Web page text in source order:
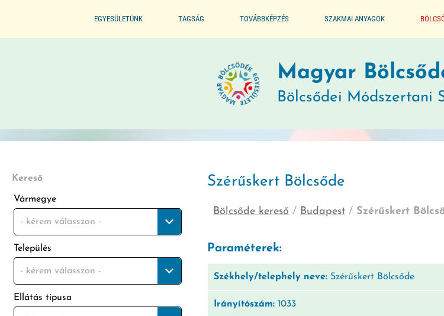
EGYESÜLETÜNK
ÜVEGZSEB
TAGSÁG
BELÉPÉS / KILÉPÉS
TOVÁBBKÉPZÉS SZAKMAI ANYAGOK
SEGÉDLET A BÖLCSŐDÉK
MÓDSZERTANI KIADVÁNYOK
GYERMEKVÉDELMI JELZŐRENDSZER
Magyar
Bölcsődei Módszertani
Kereső
Vármegye
- kérem válasszon -
Település
- kérem válasszon -
Ellátás típusa
Szérűskert Bölcsőde
Bölcsőde kereső / Budapest / Szérűskert
Paraméterek:
Székhely/telephely neve: Szérűskert Bölcsőde
Irányítószám: 1033